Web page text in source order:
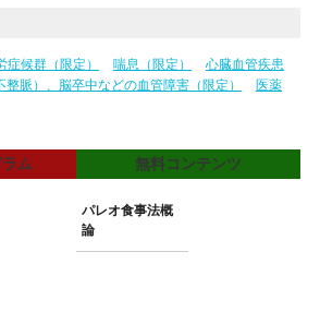
症候群（限定） 喘息（限定）
心臓血管疾患
整脈）、脳卒中などの血管障害（限定）
医薬
ム 無料コンテンツ
パレオ食事法概
論